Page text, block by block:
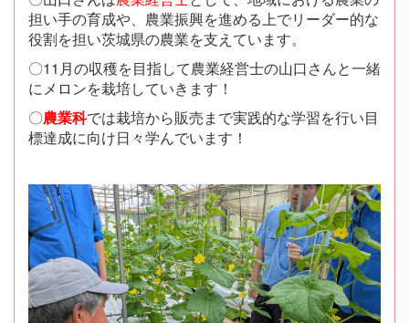
担い手の育成や、農業振興を進める上でリーダー的な
役割を担い茨城県の農業を支えています。
〇11月の収穫を目指して農業経営士の山口さんと一緒
にメロンを栽培していきます！
〇農業科では栽培から販売まで実践的な学習を行い目
標達成に向け日々学んでいます！